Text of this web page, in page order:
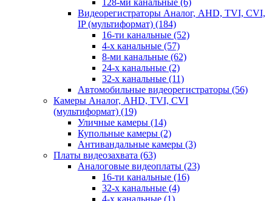
128-ми канальные (6)
Видеорегистраторы Аналог, AHD, TVI, CVI,
IP (мультиформат) (184)
16-ти канальные (52)
4-х канальные (57)
8-ми канальные (62)
24-х канальные (2)
32-х канальные (11)
Автомобильные видеорегистраторы (56)
Камеры Аналог, AHD, TVI, CVI
(мультиформат) (19)
Уличные камеры (14)
Купольные камеры (2)
Антивандальные камеры (3)
Платы видеозахвата (63)
Аналоговые видеоплаты (23)
16-ти канальные (16)
32-х канальные (4)
4-х канальные (1)